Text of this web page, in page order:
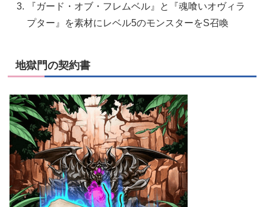
『ガード・オブ・フレムベル』と『魂喰いオヴィラ
プター』を素材にレベル5のモンスターをS召喚
地獄門の契約書